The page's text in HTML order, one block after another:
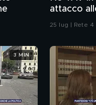
attacco
dell'ordine
25 lug | Rete 4
3 MIN